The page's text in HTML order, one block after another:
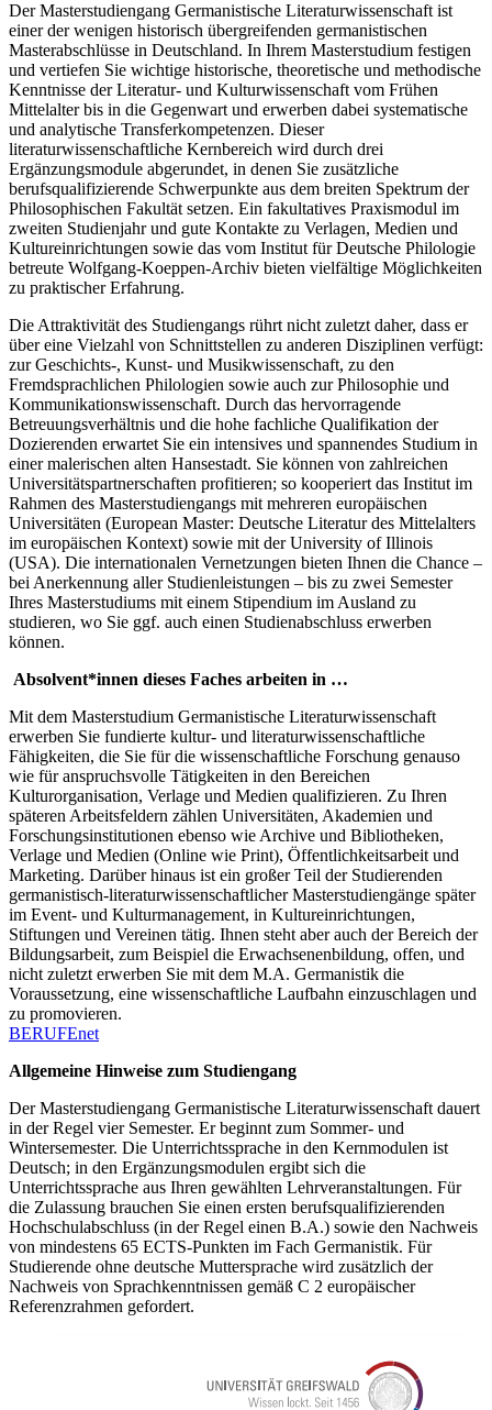
Der Masterstudiengang Germanistische Literaturwissenschaft ist
einer der wenigen historisch übergreifenden germanistischen
Masterabschlüsse in Deutschland. In Ihrem Masterstudium festigen
und vertiefen Sie wichtige historische, theoretische und methodische
Kenntnisse der Literatur- und Kulturwissenschaft vom Frühen
Mittelalter bis in die Gegenwart und erwerben dabei systematische
und analytische Transferkompetenzen. Dieser
literaturwissenschaftliche Kernbereich wird durch drei
Ergänzungsmodule abgerundet, in denen Sie zusätzliche
berufsqualifizierende Schwerpunkte aus dem breiten Spektrum der
Philosophischen Fakultät setzen. Ein fakultatives Praxismodul im
zweiten Studienjahr und gute Kontakte zu Verlagen, Medien und
Kultureinrichtungen sowie das vom Institut für Deutsche Philologie
betreute Wolfgang-Koeppen-Archiv bieten vielfältige Möglichkeiten
zu praktischer Erfahrung.
Die Attraktivität des Studiengangs rührt nicht zuletzt daher, dass er
über eine Vielzahl von Schnittstellen zu anderen Disziplinen verfügt:
zur Geschichts-, Kunst- und Musikwissenschaft, zu den
Fremdsprachlichen Philologien sowie auch zur Philosophie und
Kommunikationswissenschaft. Durch das hervorragende
Betreuungsverhältnis und die hohe fachliche Qualifikation der
Dozierenden erwartet Sie ein intensives und spannendes Studium in
einer malerischen alten Hansestadt. Sie können von zahlreichen
Universitätspartnerschaften profitieren; so kooperiert das Institut im
Rahmen des Masterstudiengangs mit mehreren europäischen
Universitäten (European Master: Deutsche Literatur des Mittelalters
im europäischen Kontext) sowie mit der University of Illinois
(USA). Die internationalen Vernetzungen bieten Ihnen die Chance –
bei Anerkennung aller Studienleistungen – bis zu zwei Semester
Ihres Masterstudiums mit einem Stipendium im Ausland zu
studieren, wo Sie ggf. auch einen Studienabschluss erwerben
können.
Absolvent*innen dieses Faches arbeiten in …
Mit dem Masterstudium Germanistische Literaturwissenschaft
erwerben Sie fundierte kultur- und literaturwissenschaftliche
Fähigkeiten, die Sie für die wissenschaftliche Forschung genauso
wie für anspruchsvolle Tätigkeiten in den Bereichen
Kulturorganisation, Verlage und Medien qualifizieren. Zu Ihren
späteren Arbeitsfeldern zählen Universitäten, Akademien und
Forschungsinstitutionen ebenso wie Archive und Bibliotheken,
Verlage und Medien (Online wie Print), Öffentlichkeitsarbeit und
Marketing. Darüber hinaus ist ein großer Teil der Studierenden
germanistisch-literaturwissenschaftlicher Masterstudiengänge später
im Event- und Kulturmanagement, in Kultureinrichtungen,
Stiftungen und Vereinen tätig. Ihnen steht aber auch der Bereich der
Bildungsarbeit, zum Beispiel die Erwachsenenbildung, offen, und
nicht zuletzt erwerben Sie mit dem M.A. Germanistik die
Voraussetzung, eine wissenschaftliche Laufbahn einzuschlagen und
zu promovieren.
BERUFEnet
Allgemeine Hinweise zum Studiengang
Der Masterstudiengang Germanistische Literaturwissenschaft dauert
in der Regel vier Semester. Er beginnt zum Sommer- und
Wintersemester. Die Unterrichtssprache in den Kernmodulen ist
Deutsch; in den Ergänzungsmodulen ergibt sich die
Unterrichtssprache aus Ihren gewählten Lehrveranstaltungen. Für
die Zulassung brauchen Sie einen ersten berufsqualifizierenden
Hochschulabschluss (in der Regel einen B.A.) sowie den Nachweis
von mindestens 65 ECTS-Punkten im Fach Germanistik. Für
Studierende ohne deutsche Muttersprache wird zusätzlich der
Nachweis von Sprachkenntnissen gemäß C 2 europäischer
Referenzrahmen gefordert.